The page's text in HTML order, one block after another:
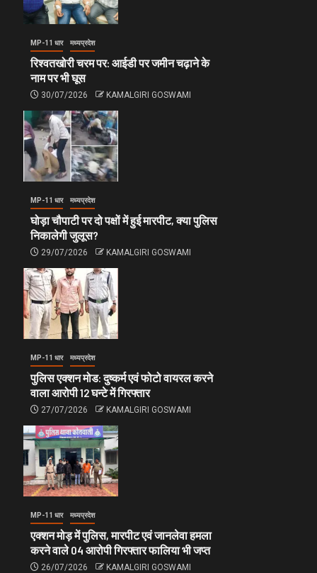
MP-11 धार मध्यप्रदेश
रिश्वतखोरी चरम पर: आईडी पर जमीन चढ़ाने के
नाम पर भी घूस
30/07/2026 KAMALGIRI GOSWAMI
MP-11 धार मध्यप्रदेश
घोड़ा चौपाटी पर दो पक्षों में हुई मारपीट, क्या पुलिस
निकालेगी जुलूस?
29/07/2026 KAMALGIRI GOSWAMI
MP-11 धार मध्यप्रदेश
पुलिस एक्शन मोड: दुष्कर्म एवं फोटो वायरल करने
वाला आरोपी 12 घन्टे में गिरफ्तार
27/07/2026 KAMALGIRI GOSWAMI
MP-11 धार मध्यप्रदेश
एक्शन मोड़ में पुलिस, मारपीट एवं जानलेवा हमला
करने वाले 04 आरोपी गिरफ्तार फालिया भी जप्त
26/07/2026 KAMALGIRI GOSWAMI